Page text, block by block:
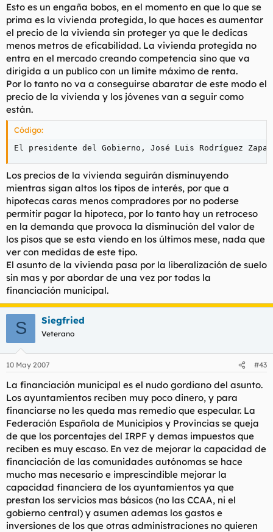
Esto es un engaña bobos, en el momento en que lo que se
prima es la vivienda protegida, lo que haces es aumentar
el precio de la vivienda sin proteger ya que le dedicas
menos metros de eficabilidad. La vivienda protegida no
entra en el mercado creando competencia sino que va
dirigida a un publico con un limite máximo de renta.
Por lo tanto no va a conseguirse abaratar de este modo el
precio de la vivienda y los jóvenes van a seguir como
están.
Código:
El presidente del Gobierno, José Luis Rodríguez
Los precios de la vivienda seguirán disminuyendo
mientras sigan altos los tipos de interés, por que a
hipotecas caras menos compradores por no poderse
permitir pagar la hipoteca, por lo tanto hay un retroceso
en la demanda que provoca la disminución del valor de
los pisos que se esta viendo en los últimos mese, nada que
ver con medidas de este tipo.
El asunto de la vivienda pasa por la liberalización de suelo
sin mas y por abordar de una vez por todas la
financiación municipal.
S Siegfried
Veterano
10 May 2007 #43
La financiación municipal es el nudo gordiano del asunto.
Los ayuntamientos reciben muy poco dinero, y para
financiarse no les queda mas remedio que especular. La
Federación Española de Municipios y Provincias se queja
de que los porcentajes del IRPF y demas impuestos que
reciben es muy escaso. En vez de mejorar la capacidad de
financiación de las comunidades autónomas se hace
mucho mas necesario e imprescindible mejorar la
capacidad financiera de los ayuntamientos ya que
prestan los servicios mas básicos (no las CCAA, ni el
gobierno central) y asumen ademas los gastos e
inversiones de los que otras administraciones no quieren